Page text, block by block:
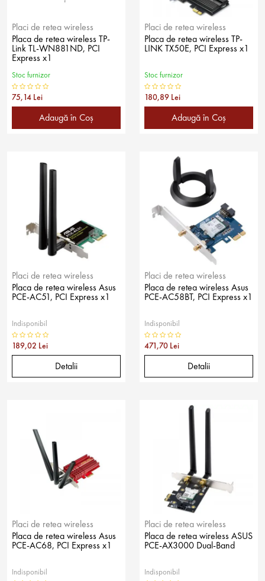
Placi de retea wireless
Placa de retea wireless TP-
Link TL-WN881ND, PCI
Express x1
Stoc furnizor
75,14 Lei
Adaugă în Coş
Placi de retea wireless
Placa de retea wireless TP-
LINK TX50E, PCI Express x1
Stoc furnizor
180,89 Lei
Adaugă în Coş
Placi de retea wireless
Placa de retea wireless Asus
PCE-AC51, PCI Express x1
Indisponibil
189,02 Lei
Detalii
Placi de retea wireless
Placa de retea wireless Asus
PCE-AC58BT, PCI Express x1
Indisponibil
471,70 Lei
Detalii
Placi de retea wireless
Placa de retea wireless Asus
PCE-AC68, PCI Express x1
Indisponibil
Placi de retea wireless
Placa de retea wireless ASUS
PCE-AX3000 Dual-Band
Indisponibil